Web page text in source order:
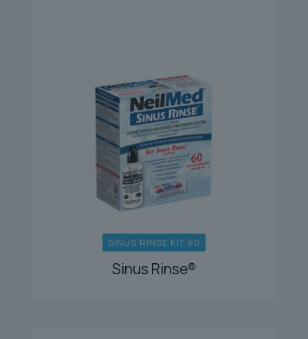
SINUS RINSE KIT 60
Sinus Rinse®